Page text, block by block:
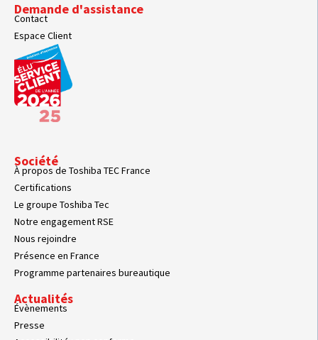
Demande d'assistance
Contact
Espace Client
Société
À propos de Toshiba TEC France
Certifications
Le groupe Toshiba Tec
Notre engagement RSE
Nous rejoindre
Présence en France
Programme partenaires bureautique
Actualités
Évènements
Presse